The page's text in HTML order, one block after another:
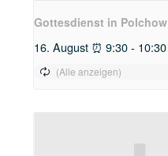
Gottesdienst in Polchow
16. August ⏰ 9:30 - 10:30